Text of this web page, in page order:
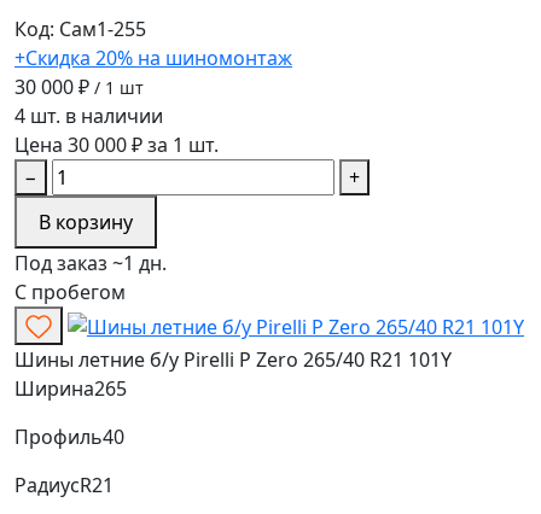
Код: Сам1-255
+Скидка 20% на шиномонтаж
30 000 ₽ / 1 шт
4 шт. в наличии
Цена 30 000 ₽ за 1 шт.
−
+
В корзину
Под заказ ~1 дн.
С пробегом
Шины летние б/у Pirelli P Zero 265/40 R21 101Y
Ширина265
Профиль40
РадиусR21